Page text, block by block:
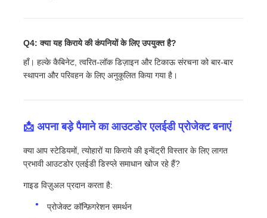
Q4: क्या यह किराये की कंपनियों के लिए उपयुक्त है?
हाँ। हल्के कैबिनेट, त्वरित-लॉक डिज़ाइन और टिकाऊ संरचना को बार-बार
स्थापना और परिवहन के लिए अनुकूलित किया गया है।
📩 अपना बड़े पैमाने का आउटडोर एलईडी प्रोजेक्ट बनाएं
क्या आप स्टेडियमों, त्योहारों या किराये की इन्वेंट्री विस्तार के लिए लागत
प्रभावी आउटडोर एलईडी डिस्प्ले समाधान खोज रहे हैं?
गाइड विज़ुअल प्रदान करता है:
प्रोजेक्ट कॉन्फ़िगरेशन समर्थन